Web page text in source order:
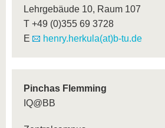
Lehrgebäude 10, Raum 107
T +49 (0)355 69 3728
E
henry.herkula(at)b-tu.de
Pinchas Flemming
IQ@BB